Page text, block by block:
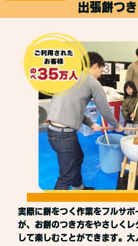
出張餅つ
実際に餅をつく作業をフルサ
が、お餅のつき方をやさしく
して楽しむことができます。